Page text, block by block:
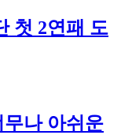
첫 2연패 도
무나 아쉬운